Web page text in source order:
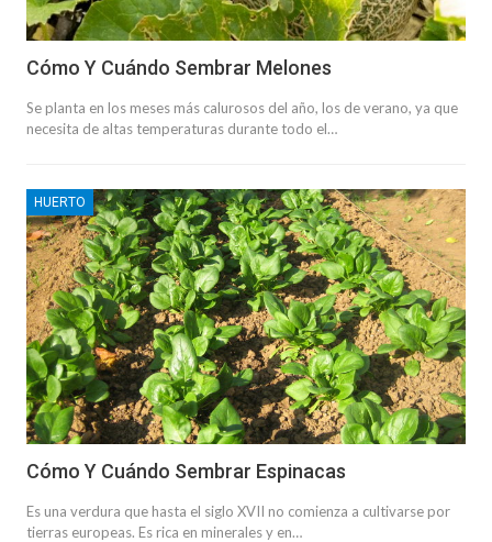
Cómo Y Cuándo Sembrar Melones
Se planta en los meses más calurosos del año, los de verano, ya que
necesita de altas temperaturas durante todo el…
HUERTO
Cómo Y Cuándo Sembrar Espinacas
Es una verdura que hasta el siglo XVII no comienza a cultivarse por
tierras europeas. Es rica en minerales y en…